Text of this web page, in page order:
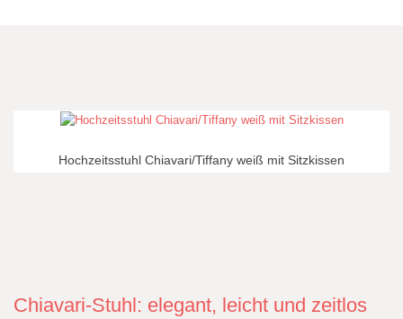
Hochzeitsstuhl Chiavari/Tiffany weiß mit Sitzkissen
Chiavari-Stuhl: elegant, leicht und zeitlos